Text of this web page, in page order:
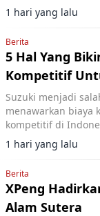
1 hari yang lalu
Berita
5 Hal Yang
Kompetitif
Suzuki menjadi
menawarkan biaya
kompetitif di
1 hari yang lalu
Berita
XPeng
Alam Sutera